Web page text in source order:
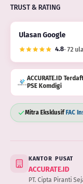
TRUST & RATING
Ulasan Google
4.8· 72
ACCURATE.ID
PSE Komdigi
Mitra Eksklusif FAC
KANTOR PUSAT
ACCURATE.ID
PT. Cipta Piranti